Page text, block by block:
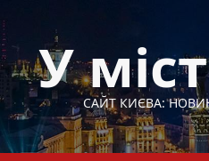
до
вмістуУ САЙТ КИЄВА: